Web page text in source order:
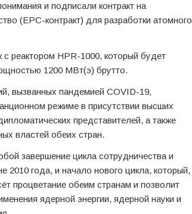
и подписали контракт на
(EPC-контракт) для разработки атомного
реактором HPR-1000, который будет
1200 МВт(э) брутто.
вызванных пандемией COVID-19,
режиме в присутствии высших
представителей, а также
властей обеих стран.
завершение цикла сотрудничества и
2010 года, и начало нового цикла, который,
процветание обеим странам и позволит
ядерной энергии, ядерной науки и